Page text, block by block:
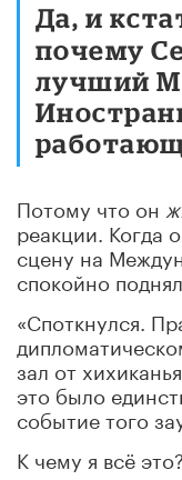
Да, и
почему
лучший
Потому что он
реакции. Когда
сцену на
спокойно
«Споткнулся.
зал от
это было
событие того
К чему я всё это?